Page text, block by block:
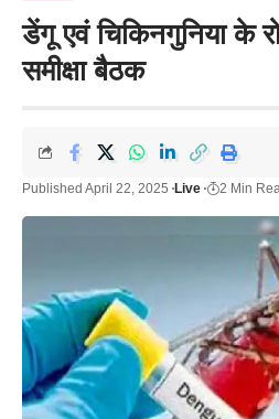
डेंगू एवं चिकिनगुनिया के
समीक्षा बैठक
Published April 22, 2025 Live 2 Min